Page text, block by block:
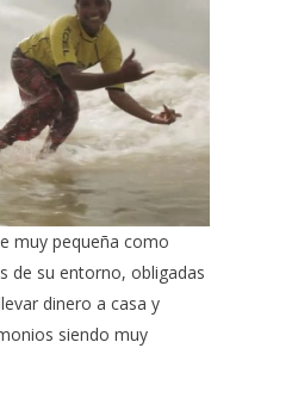
muy pequeña como
de su entorno, obligadas
dinero a casa y
siendo muy